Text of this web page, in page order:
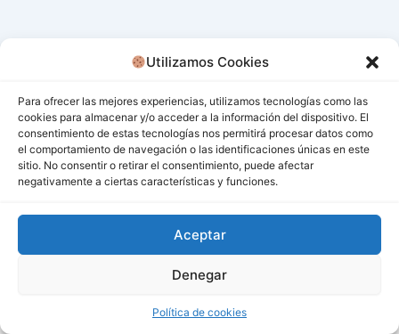
Utilizamos Cookies
Para ofrecer las mejores experiencias, utilizamos tecnologías como las
cookies para almacenar y/o acceder a la información del dispositivo. El
consentimiento de estas tecnologías nos permitirá procesar datos como
el comportamiento de navegación o las identificaciones únicas en este
sitio. No consentir o retirar el consentimiento, puede afectar
negativamente a ciertas características y funciones.
Aceptar
Denegar
Política de cookies
Todos los derechos © 2026 San Miguel De Los Bancos |